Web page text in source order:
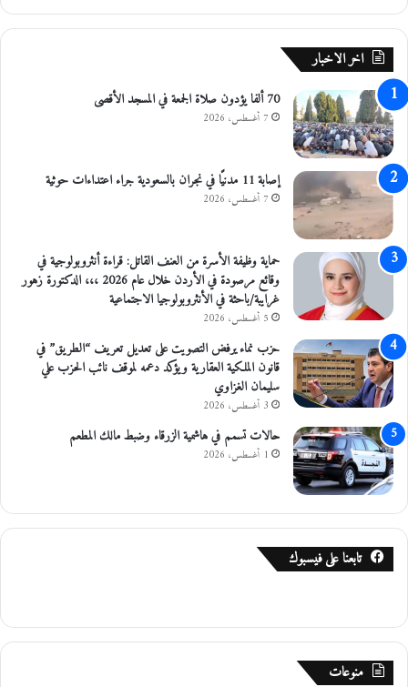
ا
ئ
اخر الاخبار
70 ألفا يؤدون صلاة الجمعة في المسجد الأقصى
7 أغسطس، 2026
إصابة 11 مدنيًا في نجران بالسعودية جراء اعتداءات حوثية
7 أغسطس، 2026
حماية وظيفة الأسرة من العنف القاتل: قراءة أنثروبولوجية في
وقائع مرصودة في الأردن خلال عام 2026 ،،، الدكتورة زهور
غرايبة/باحثة في الأنثروبولوجيا الاجتماعية
5 أغسطس، 2026
حزب نماء يرفض التصويت على تعديل تعريف “الطريق” في
قانون الملكية العقارية ويؤكد دعمه لموقف نائب الحزب علي
سليمان الغزاوي
3 أغسطس، 2026
حالات تسمم في هاشمية الزرقاء وضبط مالك المطعم
1 أغسطس، 2026
تابعنا على فيسبوك
منوعات